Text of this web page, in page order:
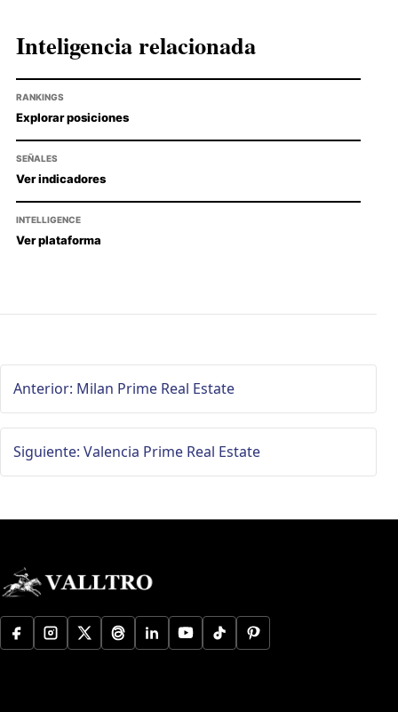
Inteligencia relacionada
RANKINGS
Explorar posiciones
SEÑALES
Ver indicadores
INTELLIGENCE
Ver plataforma
Anterior: Milan Prime Real Estate
Siguiente: Valencia Prime Real Estate